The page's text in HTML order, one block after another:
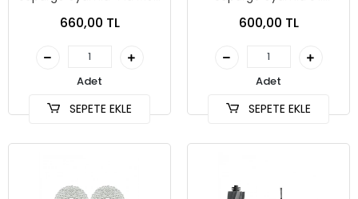
660,00 TL
Adet
SEPETE EKLE
600,00 TL
Adet
SEPETE EKLE